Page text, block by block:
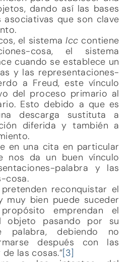
dando así las bases
asociativas que son clave
el sistemaIcc contiene
cosa, el sistema
cuando se establece un
y las representaciones-
a Freud, este vínculo
del proceso primario al
Esto debido a que es
descarga sustituta a
diferida y también a
en una cita en particular
nos da un buen vínculo
palabra y las
cosa.
reconquistar el
muy bien puede suceder
emprendan el
objeto pasando por su
palabra, debiendo no
después con las
las cosas.”[3]